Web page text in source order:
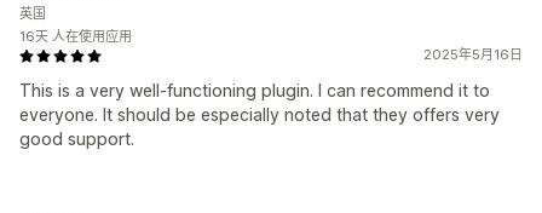
2025年5月16日
This is a very well-functioning plugin. I can recommend it to
everyone. It should be especially noted that they offers very
good support.
英国
16天 人在使用应用